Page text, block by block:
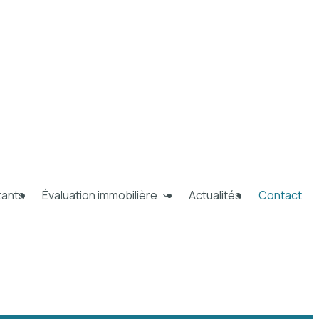
Évaluation immobilière Actualités Contact